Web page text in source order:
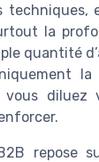
techniques,
la
quantité
vous diluez
repose